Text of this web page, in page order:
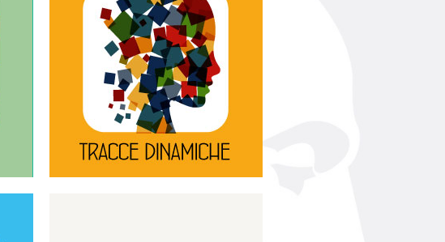
Tracce dinamiche
Tracce Dinamiche è una
rassegna di teatro
d’innovazione e sperimentale.
Continua